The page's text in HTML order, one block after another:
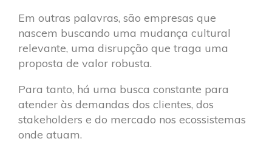
Em outras palavras, são empresas que
nascem buscando uma mudança cultural
relevante, uma disrupção que traga uma
proposta de valor robusta.
Para tanto, há uma busca constante para
atender às demandas dos clientes, dos
stakeholders e do mercado nos ecossistemas
onde atuam.